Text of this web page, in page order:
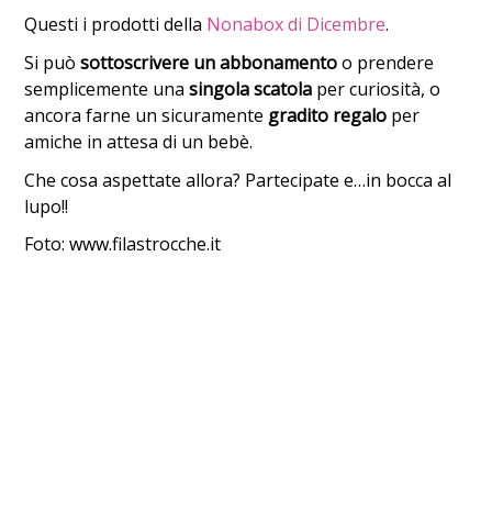
Questi i prodotti della Nonabox di Dicembre.
Si puòsottoscrivere un abbonamentoo prendere
semplicemente unasingola scatola per curiosità, o
ancora farne un sicuramente gradito regalo per
amiche in attesa di un bebè.
Che cosa aspettate allora? Partecipate e…in bocca al
lupo!!
Foto: www.filastrocche.it